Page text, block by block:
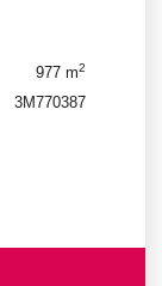
977 m2
3M770387